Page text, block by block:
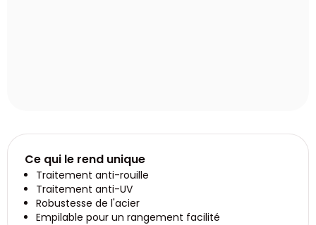
Ce qui le rend unique
Traitement anti-rouille
Traitement anti-UV
Robustesse de l'acier
Empilable pour un rangement facilité